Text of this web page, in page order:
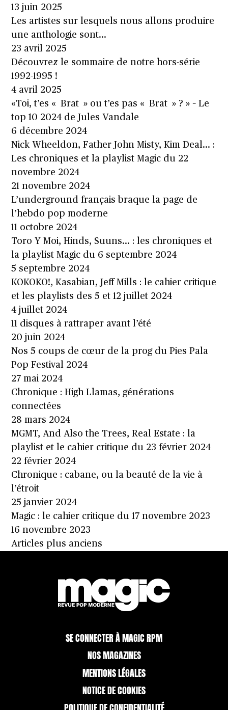
13 juin 2025
Les artistes sur lesquels nous allons produire
une anthologie sont…
23 avril 2025
Découvrez le sommaire de notre hors-série
1992-1995 !
4 avril 2025
«Toi, t’es « Brat » ou t’es pas « Brat » ? » – Le
top 10 2024 de Jules Vandale
6 décembre 2024
Nick Wheeldon, Father John Misty, Kim Deal… :
Les chroniques et la playlist Magic du 22
novembre 2024
21 novembre 2024
L’underground français braque la page de
l’hebdo pop moderne
11 octobre 2024
Toro Y Moi, Hinds, Suuns… : les chroniques et
la playlist Magic du 6 septembre 2024
5 septembre 2024
KOKOKO!, Kasabian, Jeff Mills : le cahier critique
et les playlists des 5 et 12 juillet 2024
4 juillet 2024
11 disques à rattraper avant l’été
20 juin 2024
Nos 5 coups de cœur de la prog du Pies Pala
Pop Festival 2024
27 mai 2024
Chronique : High Llamas, générations
connectées
28 mars 2024
MGMT, And Also the Trees, Real Estate : la
playlist et le cahier critique du 23 février 2024
22 février 2024
Chronique : cabane, ou la beauté de la vie à
l’étroit
25 janvier 2024
Magic : le cahier critique du 17 novembre 2023
16 novembre 2023
Navigation
Articles plus anciens
SE CONNECTER À MAGIC RPM
NOS MAGAZINES
MENTIONS LÉGALES
NOTICE DE COOKIES